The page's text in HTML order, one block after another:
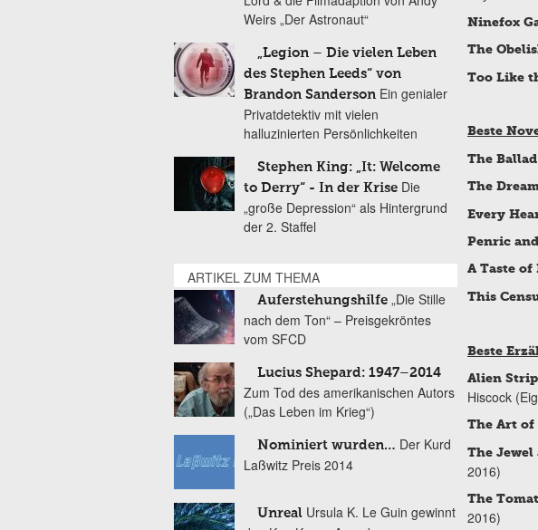
Ninefox
The
Too Like
Beste
The
The
Every
Penric
A Taste of
This
Beste
Alien
Hiscock
The Art of
The
2016)
The
2016)
Weirs „Der Astronaut“
„Legion – Die vielen Leben
des Stephen Leeds“ von
Brandon Sanderson Ein genialer
Privatdetektiv mit vielen
halluzinierten Persönlichkeiten
Stephen King: „It: Welcome
to Derry“ - In der Krise Die
„große Depression“ als Hintergrund
der 2. Staffel
ARTIKEL ZUM THEMA
Auferstehungshilfe „Die Stille
nach dem Ton“ – Preisgekröntes
vom SFCD
Lucius Shepard: 1947–2014
Zum Tod des amerikanischen Autors
(„Das Leben im Krieg“)
Nominiert wurden… Der Kurd
Laßwitz Preis 2014
Unreal Ursula K. Le Guin gewinnt